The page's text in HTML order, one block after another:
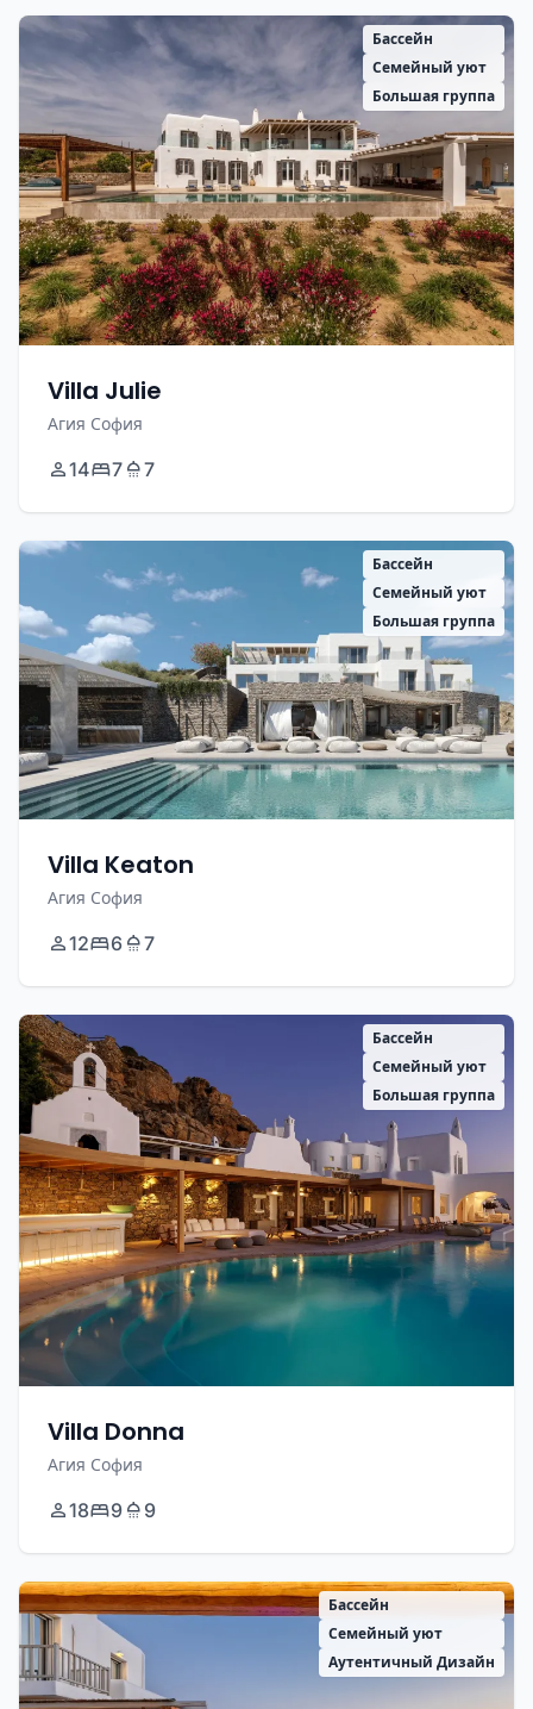
Бассейн
Семейный уют
Большая группа
Villa Julie
Агия София
14 7 7
Бассейн
Семейный уют
Большая группа
Villa Keaton
Агия София
12 6 7
Бассейн
Семейный уют
Большая группа
Villa Donna
Агия София
18 9 9
Бассейн
Семейный уют
Аутентичный Дизайн